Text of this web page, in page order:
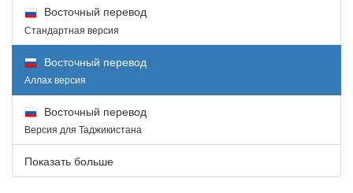
Восточный перевод
Стандартная версия
Восточный перевод
Аллах версия
Восточный перевод
Версия для Таджикистана
Показать больше